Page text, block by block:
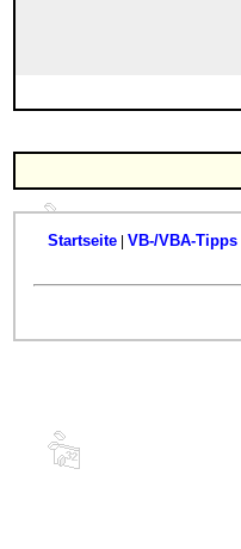
Startseite| VB-/VBA-Tipps|